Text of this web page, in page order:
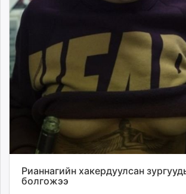
Рианнагийн хакердуулсан
болгожээ